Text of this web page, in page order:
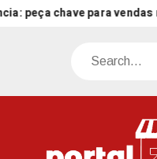
contentchave para vendas no
Search